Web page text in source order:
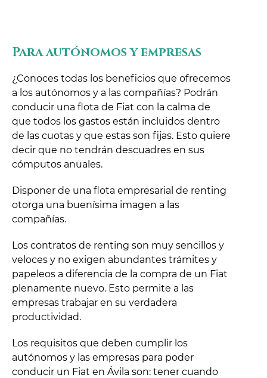
Para autónomos y empresas
¿Conoces todas los beneficios que ofrecemos
a los autónomos y a las compañías? Podrán
conducir una flota de Fiat con la calma de
que todos los gastos están incluidos dentro
de las cuotas y que estas son fijas. Esto quiere
decir que no tendrán descuadres en sus
cómputos anuales.
Disponer de una flota empresarial de renting
otorga una buenísima imagen a las
compañías.
Los contratos de renting son muy sencillos y
veloces y no exigen abundantes trámites y
papeleos a diferencia de la compra de un Fiat
plenamente nuevo. Esto permite a las
empresas trabajar en su verdadera
productividad.
Los requisitos que deben cumplir los
autónomos y las empresas para poder
conducir un Fiat en Ávila son: tener cuando